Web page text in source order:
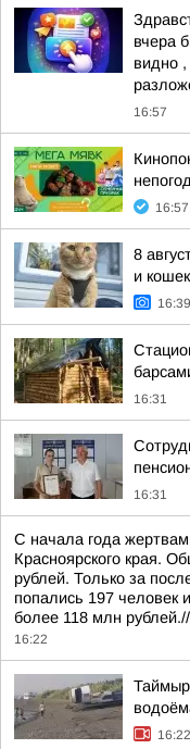
вчера
видно ,
16:57
16:57
8
и кошек
16:39
16:31
16:31
С начала года
Красноярского края.
рублей. Только за
попались 197 человек
более 118 млн рублей.//
16:22
16:22